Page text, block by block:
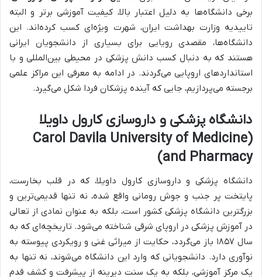
برخی دانشگاه‌ها به دلیل اعتبار بالا، کیفیت آموزشی برتر و البته
تاییدیه وزارت بهداشت ایران، شهرت ویژه‌ای کسب کرده‌اند. این
دانشگاه‌ها، مقصدی رویایی برای بسیاری از دانشجویان ایرانی
هستند که به دنبال کسب دانش پزشکی در محیطی بین‌المللی و با
استانداردهای اروپایی می‌گردند. در ادامه به معرفی این مراکز علمی
برجسته می‌پردازیم، جایی که آینده پزشکان فردا شکل می‌گیرد.
دانشگاه پزشکی و داروسازی کارول داویلا
(Carol Davila University of Medicine
and Pharmacy)
دانشگاه پزشکی و داروسازی کارول داویلا، که در قلب بخارست،
پایتخت پر جنب و جوش رومانی واقع شده، نه تنها قدیمی‌ترین و
بزرگترین دانشگاه پزشکی کشور است، بلکه به عنوان نمادی از تعالی
در آموزش پزشکی در اروپای شرقی شناخته می‌شود. تاریخچه‌ای که به
سال ۱۸۵۷ باز می‌گردد، حکایت از میراثی غنی و رویکردی پیوسته به
نوآوری دارد. دانشجویانی که وارد این دانشگاه می‌شوند، نه تنها به
یک مرکز آموزشی، بلکه به یک سنت دیرینه از پیشرفت و کشف قدم